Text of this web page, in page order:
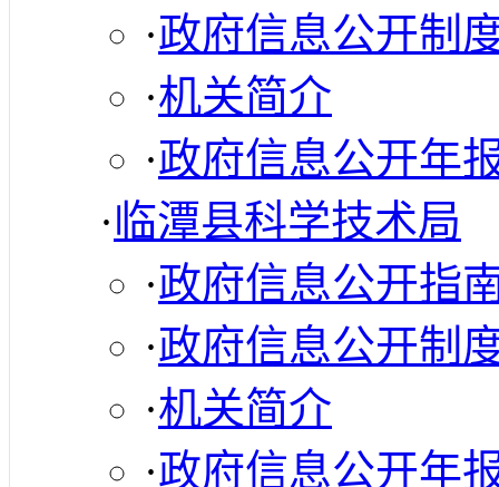
·政府信息公开制
·机关简介
·政府信息公开年
·临潭县科学技术局
·政府信息公开指
·政府信息公开制
·机关简介
·政府信息公开年